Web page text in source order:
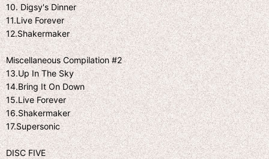
10. Digsy's Dinner
11.Live Forever
12.Shakermaker
Miscellaneous Compilation #2
13.Up In The Sky
14.Bring It On Down
15.Live Forever
16.Shakermaker
17.Supersonic
DISC FIVE